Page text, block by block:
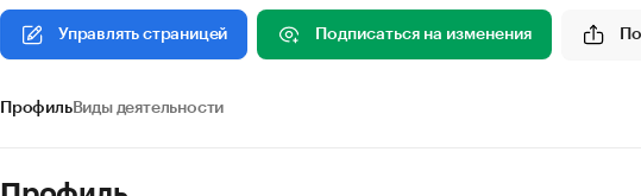
Управлять страницей Подписаться на изменения
ПрофильВиды деятельности